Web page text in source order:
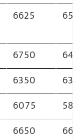
6625
6750
6350
6075
6650